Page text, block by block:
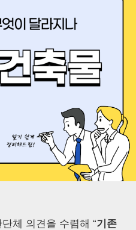
체 의견을 수렴해 “기존